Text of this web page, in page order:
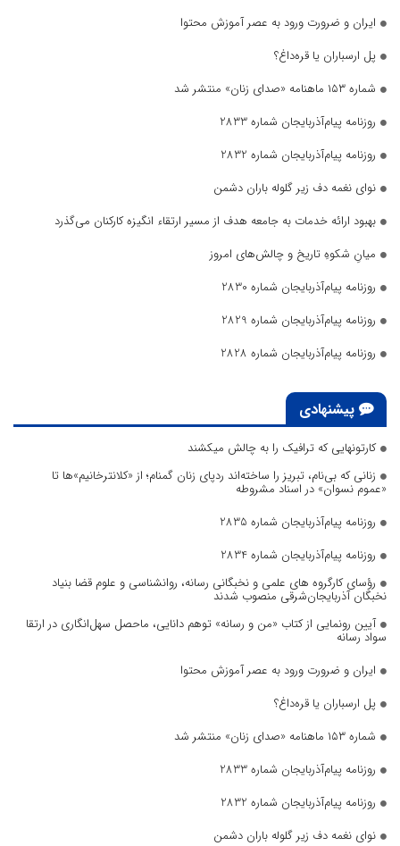
ایران و ضرورت ورود به عصر آموزش محتوا
پل ارسباران یا قره‌داغ؟
شماره ۱۵۳ ماهنامه «صدای زنان» منتشر شد
روزنامه پیام‌آذربایجان شماره 2833
روزنامه پیام‌آذربایجان شماره 2832
نوای نغمه دف زیر گلوله باران دشمن
بهبود ارائه خدمات به جامعه هدف از مسیر ارتقاء انگیزه کارکنان می‌گذرد
میانِ شکوهِ تاریخ و چالش‌های امروز
روزنامه پیام‌آذربایجان شماره 2830
روزنامه پیام‌آذربایجان شماره 2829
روزنامه پیام‌آذربایجان شماره 2828
پیشنهادی
کارتونهایی که ترافیک را به چالش میکشند
زنانی که بی‌نام، تبریز را ساخته‌اند ردپای زنان گمنام؛ از «کلانترخانیم»ها تا
«عموم نسوان» در اسناد مشروطه
روزنامه پیام‌آذربایجان شماره 2835
روزنامه پیام‌آذربایجان شماره 2834
رؤسای کارگروه های علمی و نخبگانی رسانه، روانشناسی و علوم قضا بنیاد
نخبگان آذربایجان‌شرقی منصوب شدند
آیین رونمایی از کتاب «من و رسانه» توهم دانایی، ماحصل سهل‌انگاری در ارتقا
سواد رسانه
ایران و ضرورت ورود به عصر آموزش محتوا
پل ارسباران یا قره‌داغ؟
شماره ۱۵۳ ماهنامه «صدای زنان» منتشر شد
روزنامه پیام‌آذربایجان شماره 2833
روزنامه پیام‌آذربایجان شماره 2832
نوای نغمه دف زیر گلوله باران دشمن